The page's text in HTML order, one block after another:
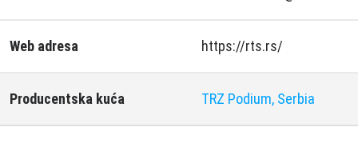
Web adresa https://rts.rs/
Producentska kuća TRZ Podium, Serbia